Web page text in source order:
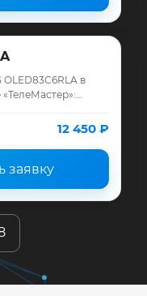
в
12 месяцев.12 450 ₽
заявку